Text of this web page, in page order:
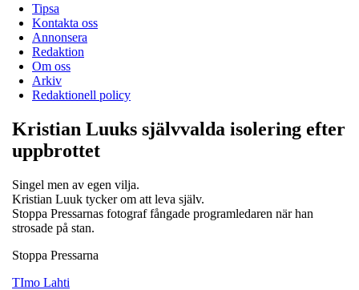
Tipsa
Kontakta oss
Annonsera
Redaktion
Om oss
Arkiv
Redaktionell policy
Kristian Luuks självvalda isolering efter
uppbrottet
Singel men av egen vilja.
Kristian Luuk tycker om att leva själv.
Stoppa Pressarnas fotograf fångade programledaren när han
strosade på stan.
Stoppa Pressarna
TImo Lahti